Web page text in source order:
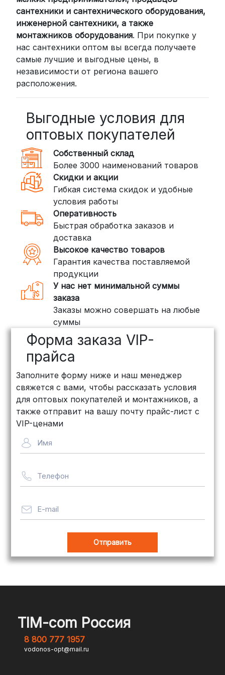
проверенными транспортными
компаниями:
СДЭК: Выбирайте доставку до
пункта выдачи (от 2 дней) или
курьером до двери (от 3 дней).
Стоимость начинается от300
рублей
пунктов выдачи или курьером.
Сроки — от 2 дней, стоимость — от
350 рублей
DPD: Международная служба
доставки, которая работает и
внутри России. Сроки — от 2 дней,
стоимость — от 400 рублей
3. Доставка крупногабаритных грузов
(ПЭК, КИТ, Байкал Сервис)
Если ваш заказ включает большие или
тяжелые товары, мы рекомендуем
воспользоваться услугами компаний,
специализирующихся на доставке
грузов:
ПЭК: Сроки доставки — от 3 до 10
дней, стоимость рассчитывается
индивидуально (минимум
рублей
объемных заказов. Сроки — от 3
дней, стоимость — от500 рублей
Байкал Сервис: Идеально подходит
для крупногабаритных товаров.
рассчитывается индивидуально
Важно! Мы заботимся о том, чтобы
целости и сохранности, независимо
от их размера.
максимально удобным и безопасным
для наших клиентов. Независимо от
того, являетесь ли вы физическим или
юридическим лицом, у вас есть
сантехники и сантехнического оборудования,
инженерной сантехники, а также
монтажников оборудования. При покупке у
нас сантехники оптом вы всегда получаете
самые лучшие и выгодные цены, в
независимости от региона вашего
расположения.
Выгодные условия для
оптовых покупателей
Собственный склад
Более 3000 наименований товаров
Скидки и акции
Гибкая система скидок и удобные
условия работы
Оперативность
Быстрая обработка заказов и
доставка
Высокое качество товаров
Гарантия качества поставляемой
продукции
У нас нет минимальной суммы
заказа
Заказы можно совершать на любые
суммы
Форма заказа VIP-
прайса
Заполните форму ниже и наш менеджер
свяжется с вами, чтобы рассказать условия
для оптовых покупателей и монтажников, а
также отправит на вашу почту прайс-лист с
VIP-ценами
Имя
Телефон
E-mail
TIM-com Россия
8 800 777 1957
vodonos-opt@mail.ru